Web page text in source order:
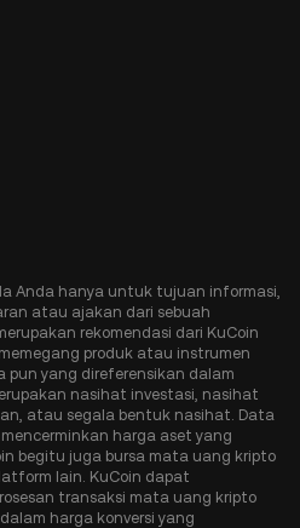
Anda hanya untuk tujuan informasi,
atau ajakan dari sebuah
rekomendasi dari KuCoin
produk atau instrumen
yang direferensikan dalam
nasihat investasi, nasihat
atau segala bentuk nasihat. Data
harga aset yang
begitu juga bursa mata uang kripto
lain. KuCoin dapat
transaksi mata uang kripto
harga konversi yang